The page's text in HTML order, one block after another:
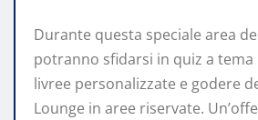
Durante questa speciale area
potranno sfidarsi in quiz a tema
livree personalizzate e godere
Lounge in aree riservate.